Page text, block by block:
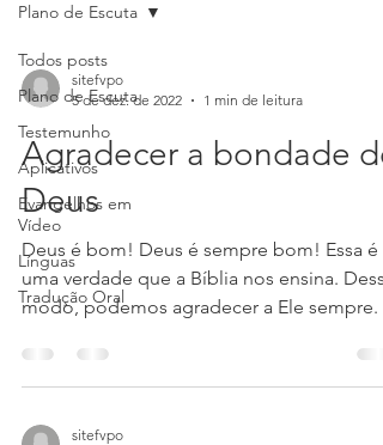
Todos posts
Plano de Escuta
Testemunho
Aplicativos
Evangelhos em
Vídeo
Línguas
Tradução Oral
Plano de Escuta
sitefvpo
5 de dez. de 2022
1 min de leitura
Agradecer a bondade de
Deus
Deus é bom! Deus é sempre bom! Essa é
uma verdade que a Bíblia nos ensina.
modo, podemos agradecer a Ele sempre.
sitefvpo